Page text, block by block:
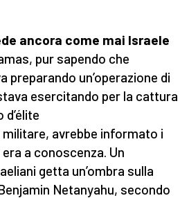
ancora come mai Israele
pur sapendo che
preparando un’operazione di
esercitando per la cattura
militare, avrebbe informato i
a conoscenza. Un
getta un’ombra sulla
Netanyahu, secondo